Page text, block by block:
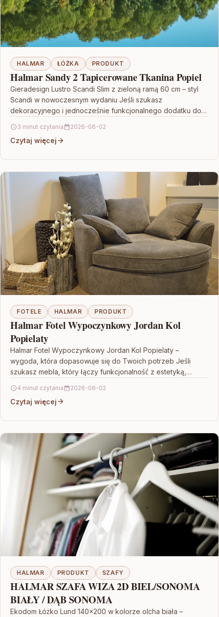
HALMAR ŁÓŻKA PRODUKT
Halmar Sandy 2 Tapicerowane Tkanina Popiel
Gieradesign Lustro Scandi Slim z zieloną ramą 60 cm – styl
Scandi w nowoczesnym wydaniu Jeśli szukasz
dekoracyjnego i jednocześnie funkcjonalnego dodatku do
3 minut czytania 2026-06-02
Czytaj więcej
FOTELE HALMAR PRODUKT
Halmar Fotel Wypoczynkowy Jordan Kol
Popielaty
Halmar Fotel Wypoczynkowy Jordan Kol Popielaty –
wygoda, która dopasowuje się do Twoich potrzeb Jeśli
szukasz mebla, który łączy funkcjonalność z estetyką,
4 minut czytania 2026-06-02
Czytaj więcej
HALMAR PRODUKT SZAFY
HALMAR SZAFA WIZA 2D BIEL/SONOMA
BIAŁY / DĄB SONOMA
Ekodom Łóżko Lund 140×200 w kolorze olcha biała –